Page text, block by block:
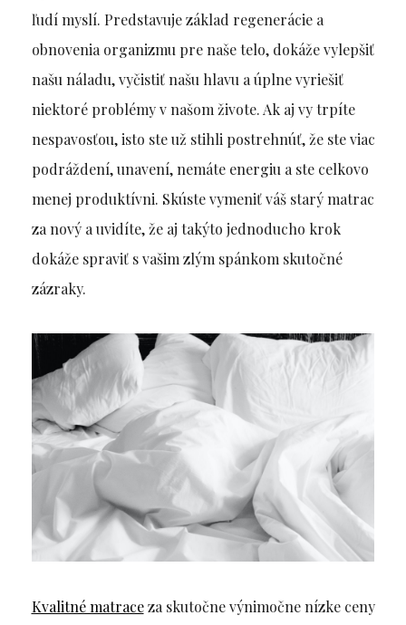
ľudí myslí. Predstavuje základ regenerácie a
obnovenia organizmu pre naše telo, dokáže vylepšiť
našu náladu, vyčistiť našu hlavu a úplne vyriešiť
niektoré problémy v našom živote. Ak aj vy trpíte
nespavosťou, isto ste už stihli postrehnúť, že ste viac
podráždení, unavení, nemáte energiu a ste celkovo
menej produktívni. Skúste vymeniť váš starý matrac
za nový a uvidíte, že aj takýto jednoducho krok
dokáže spraviť s vašim zlým spánkom skutočné
zázraky.
Kvalitné matraceza skutočne výnimočne nízke ceny